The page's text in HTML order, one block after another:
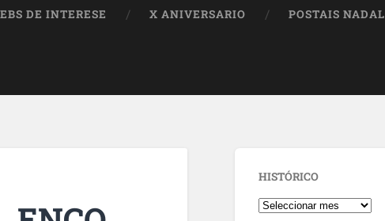
DE INTERESE X ANIVERSARIO POSTAIS NADAL
HISTÓRICO